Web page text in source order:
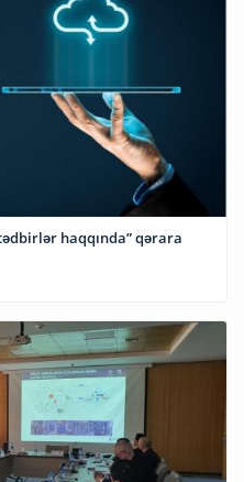
haqqında” qərara